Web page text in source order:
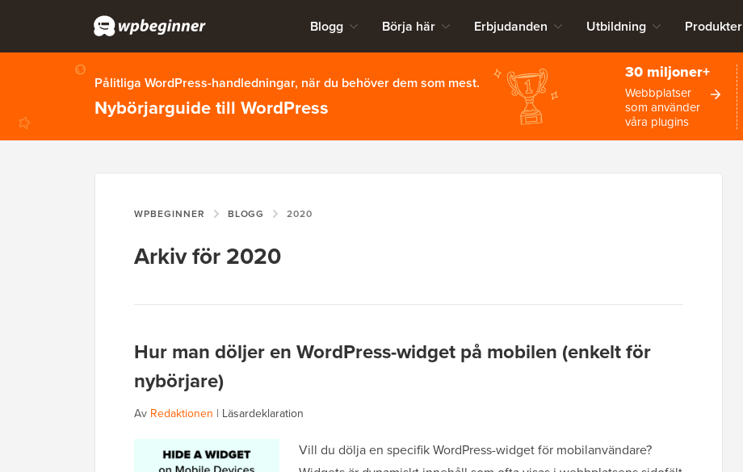
Blogg Börja här Erbjudanden Utbildning Produkter
Pålitliga WordPress-handledningar, när du behöver dem som mest.
Nybörjarguide till WordPress
30 miljoner+
Webbplatser
som använder
våra plugins
WPBEGINNER BLOGG 2020
Arkiv för 2020
Hur man döljer en WordPress-widget på mobilen (enkelt för
nybörjare)
Av Redaktionen | Läsardeklaration
Vill du dölja en specifik WordPress-widget för mobilanvändare?